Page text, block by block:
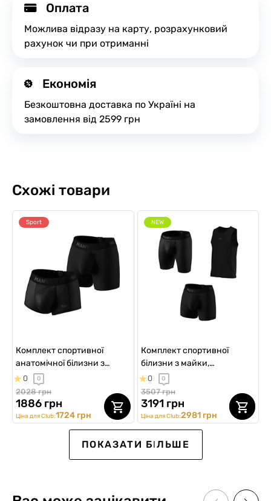
Оплата
Можлива відразу на карту, розрахунковий
рахунок чи при отриманні
Економія
Безкоштовна доставка по Україні на
замовлення від 2599 грн
Схожі товари
Sport
Комплект спортивної
анатомічної білизни з
боксерів
0 0
2028 грн
1886 грн
Ціна для Club:1724 грн
NEW
Комплект спортивної
білизни з майки,
спортивних та
анатомічних боксерів,
AirFlex Training
0 0
3507 грн
3191 грн
Ціна для Club:2981 грн
NEW
NEW
Sport
ПОКАЗАТИ БІЛЬШЕ